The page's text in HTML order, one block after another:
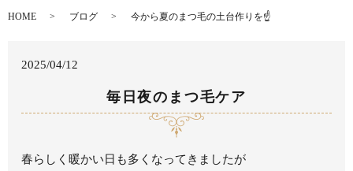
HOME ブログ 今から夏のまつ毛の土台作りを☝️
2025/04/12
毎日夜のまつ毛ケア
春らしく暖かい日も多くなってきましたが